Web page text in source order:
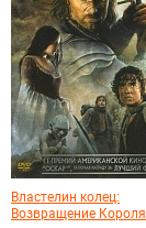
Властелин колец:
Возвращение Короля